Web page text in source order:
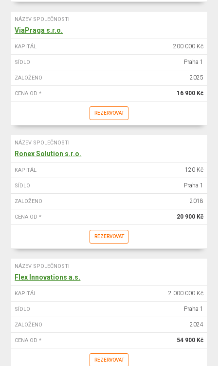
NÁZEV SPOLEČNOSTI
ViaPraga s.r.o.
KAPITÁL 200 000 Kč
SÍDLO Praha 1
ZALOŽENO 2025
CENA OD * 16 900 Kč
REZERVOVAT
NÁZEV SPOLEČNOSTI
Ronex Solution s.r.o.
KAPITÁL 120 Kč
SÍDLO Praha 1
ZALOŽENO 2018
CENA OD * 20 900 Kč
REZERVOVAT
NÁZEV SPOLEČNOSTI
Flex Innovations a.s.
KAPITÁL 2 000 000 Kč
SÍDLO Praha 1
ZALOŽENO 2024
CENA OD * 54 900 Kč
REZERVOVAT